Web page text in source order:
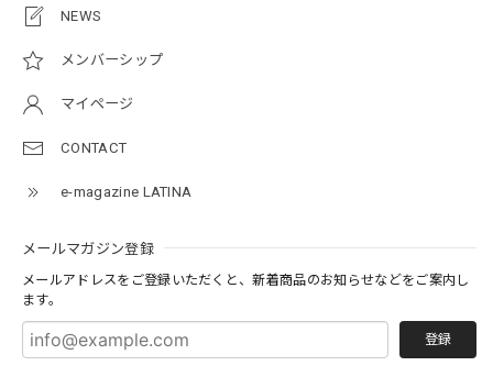
NEWS
メンバーシップ
マイページ
CONTACT
e-magazine LATINA
メールマガジン登録
メールアドレスをご登録いただくと、新着商品のお知らせなどをご案内し
ます。
登録